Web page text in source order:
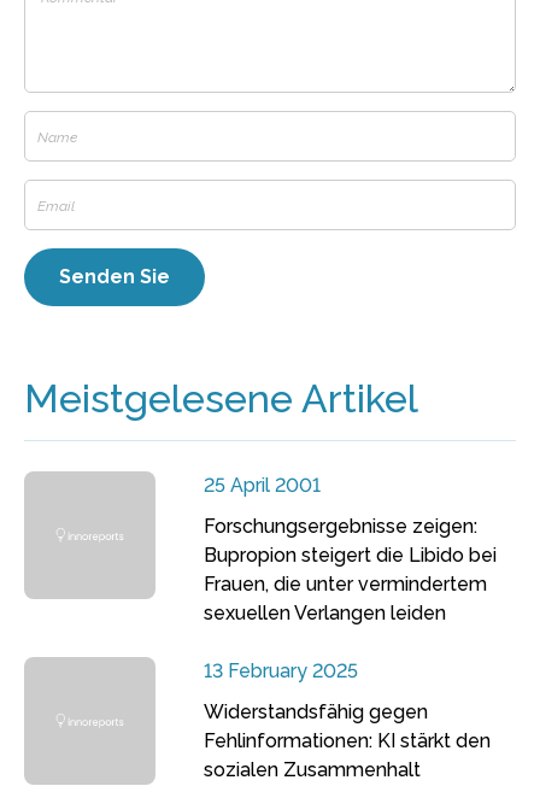
Meistgelesene Artikel
25 April 2001
Forschungsergebnisse zeigen:
Bupropion steigert die Libido bei
Frauen, die unter vermindertem
sexuellen Verlangen leiden
13 February 2025
Widerstandsfähig gegen
Fehlinformationen: KI stärkt den
sozialen Zusammenhalt